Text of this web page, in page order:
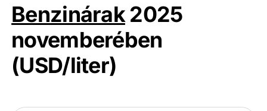
Benzinárak2025
novemberében
(USD/liter)